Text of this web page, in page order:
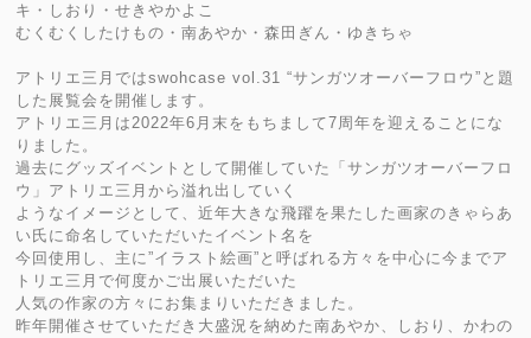
キ・しおり・せきやかよこ
むくむくしたけもの・南あやか・森田ぎん・ゆきちゃ
アトリエ三月ではswohcase vol.31 “サンガツオーバーフロウ”と題
した展覧会を開催します。
アトリエ三月は2022年6月末をもちまして7周年を迎えることにな
りました。
過去にグッズイベントとして開催していた「サンガツオーバーフロ
ウ」アトリエ三月から溢れ出していく
ようなイメージとして、近年大きな飛躍を果たした画家のきゃらあ
い氏に命名していただいたイベント名を
今回使用し、主に”イラスト絵画”と呼ばれる方々を中心に今までア
トリエ三月で何度かご出展いただいた
人気の作家の方々にお集まりいただきました。
昨年開催させていただき大盛況を納めた南あやか、しおり、かわの